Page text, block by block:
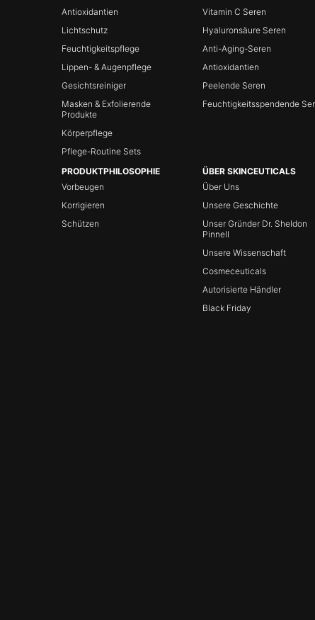
Antioxidantien
Lichtschutz
Feuchtigkeitspflege
Lippen- & Augenpflege
Gesichtsreiniger
Masken & Exfolierende
Produkte
Körperpflege
Pflege-Routine Sets
Vitamin C Seren
Hyaluronsäure Seren
Anti-Aging-Seren
Antioxidantien
Peelende Seren
Feuchtigkeitsspendende
PRODUKTPHILOSOPHIE
Vorbeugen
Korrigieren
Schützen
ÜBER SKINCEUTICALS
Über Uns
Unsere Geschichte
Unser Gründer Dr. Sheldon
Pinnell
Unsere Wissenschaft
Cosmeceuticals
Autorisierte Händler
Black Friday